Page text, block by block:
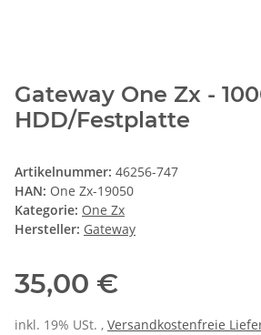
Gateway One Zx -
HDD/Festplatte
Artikelnummer: 46256-747
HAN: One Zx-19050
Kategorie: One Zx
Hersteller: Gateway
35,00 €
inkl. 19% USt. , Versandkostenfreie